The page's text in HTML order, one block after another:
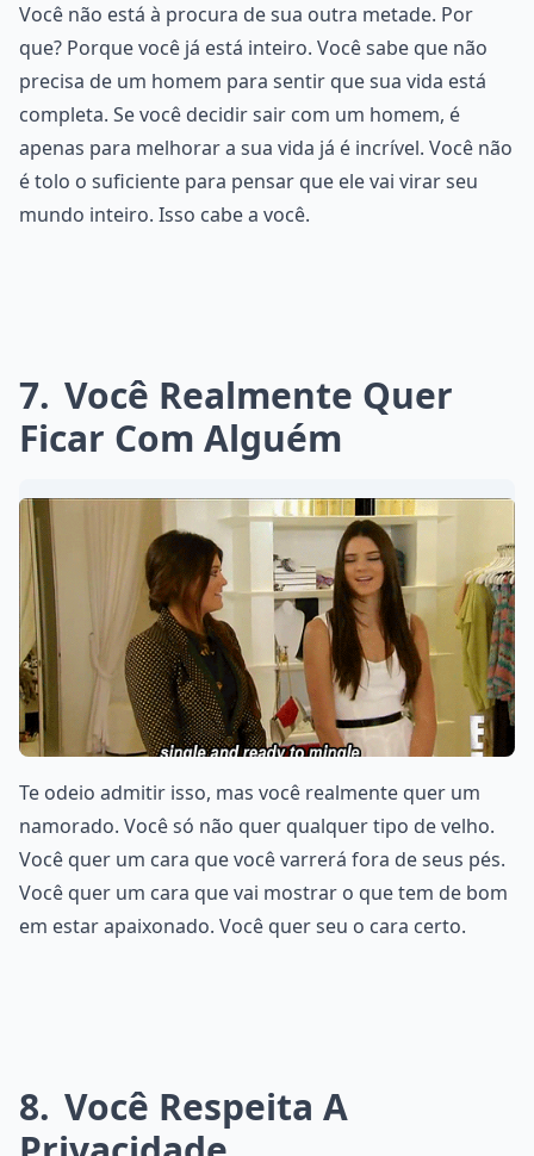
Você não está à procura de sua outra metade. Por
que? Porque você já está inteiro. Você sabe que não
precisa de um homem para sentir que sua vida está
completa. Se você decidir sair com um homem, é
apenas para melhorar a sua vida já é incrível. Você não
é tolo o suficiente para pensar que ele vai virar seu
mundo inteiro. Isso cabe a você.
7 Você Realmente Quer
Ficar Com Alguém
Te odeio admitir isso, mas você realmente quer um
namorado. Você só não quer qualquer tipo de velho.
Você quer um cara que você varrerá fora de seus pés.
Você quer um cara que vai mostrar o que tem de bom
em estar apaixonado. Você quer seu o cara certo.
8 Você Respeita A